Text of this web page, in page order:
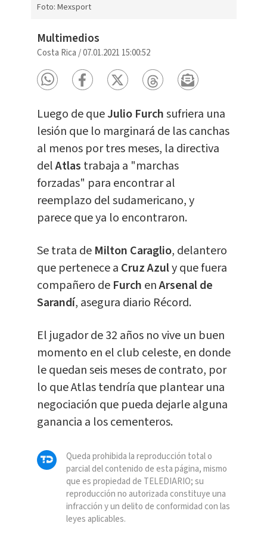
Foto: Mexsport
Multimedios
Costa Rica /07.01.2021 15:00:52
Luego de queJulio Furchsufriera una
lesión que lo marginará de las canchas
al menos por tres meses, la directiva
delAtlas trabaja a "marchas
forzadas" para encontrar al
reemplazo del sudamericano, y
parece que ya lo encontraron.
Se trata de Milton Caraglio, delantero
que pertenece a Cruz Azuly que fuera
compañero de Furch enArsenal de
Sarandí, asegura diario Récord.
El jugador de 32 años no vive un buen
momento en el club celeste, en donde
le quedan seis meses de contrato, por
lo que Atlas tendría que plantear una
negociación que pueda dejarle alguna
ganancia a los cementeros.
Queda prohibida la reproducción total o
parcial del contenido de esta página, mismo
que es propiedad de TELEDIARIO; su
reproducción no autorizada constituye una
infracción y un delito de conformidad con las
leyes aplicables.